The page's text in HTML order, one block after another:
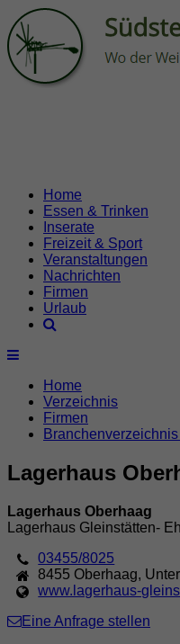
Home
Essen & Trinken
Inserate
Freizeit & Sport
Veranstaltungen
Nachrichten
Firmen
Urlaub
Home
Verzeichnis
Firmen
Lagerhaus
Lagerhaus Oberhaag
Lagerhaus Gleinstätten-
03455/8025
8455 Oberhaag,
www.lagerhaus-
Eine Anfrage stellen